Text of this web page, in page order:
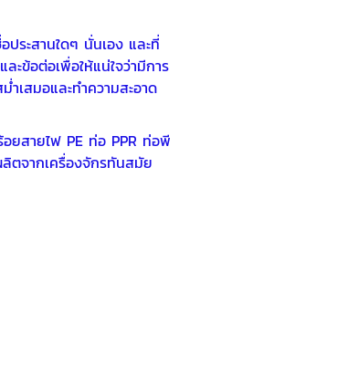
ประสานใดๆ นั่นเอง และที่
ะข้อต่อเพื่อให้แน่ใจว่ามีการ
เสมอและทำความสะอาด
ยสายไฟ PE ท่อ PPR ท่อพี
ตจากเครื่องจักรทันสมัย